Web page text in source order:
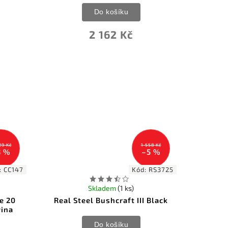
2 162 Kč
Do košíku
Kč
%
CC147
20
1 558 Kč
–5 %
Kód: RS3725
Real Steel Bushcraft III Black
Skladem(1 ks)
Do košíku